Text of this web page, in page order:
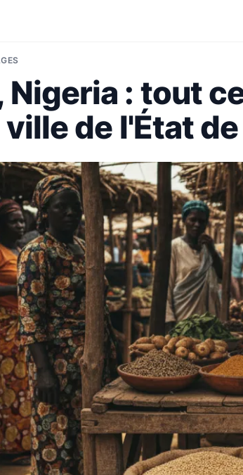
Nigeria : tout
de l'État